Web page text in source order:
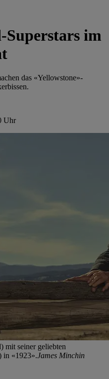
im
das «Yellowstone»-
Uhr
mit seiner geliebten
in «1923».James Minchin